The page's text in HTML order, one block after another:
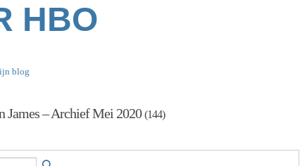
HBO
blog
James – Archief Mei 2020(144)